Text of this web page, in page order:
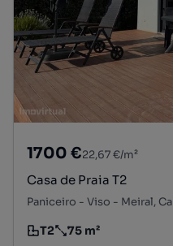
1700 €22,67 €/m²
Casa de Praia T2
Tipologia
T2
Preço por metro quadrado
75 m²